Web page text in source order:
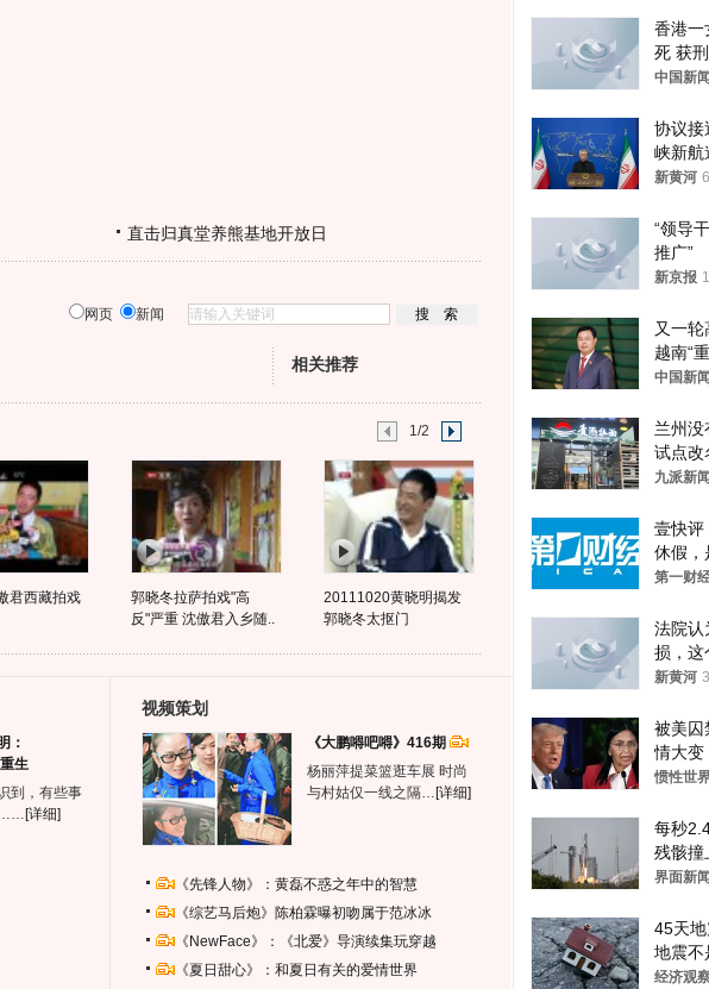
直击归真堂养熊基地开放日
网页 新闻
相关推荐
1/2
君西藏拍戏
郭晓冬拉萨拍戏"高
反"严重 沈傲君入乡随..
20111020黄晓明揭发
郭晓冬太抠门
：
生
到，有些事
…… [详细]
视频策划
《大鹏嘚吧嘚》416期
杨丽萍提菜篮逛车展 时尚
与村姑仅一线之隔… [详细]
《先锋人物》：黄磊不惑之年中的智慧
《综艺马后炮》陈柏霖曝初吻属于范冰冰
《NewFace》：《北爱》导演续集玩穿越
《夏日甜心》：和夏日有关的爱情世界
香港一
死 获
中国新
协议接
峡新航
提“倒
新黄河
“领导
推广”
新京报
又一轮
越南“
中国新
兰州没
试点改
家改名
九派新闻
壹快评
休假，
第一财
法院认
损，这
新黄河
被美囚
情大变
后嘱托
惯性世
每秒
残骸撞
界面新闻
45天
地震不
经济观